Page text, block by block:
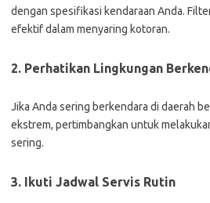
dengan spesifikasi kendaraan Anda.
efektif dalam menyaring kotoran.
2. Perhatikan Lingkungan
Jika Anda sering berkendara di daerah
ekstrem, pertimbangkan untuk
sering.
3. Ikuti Jadwal Servis Rutin